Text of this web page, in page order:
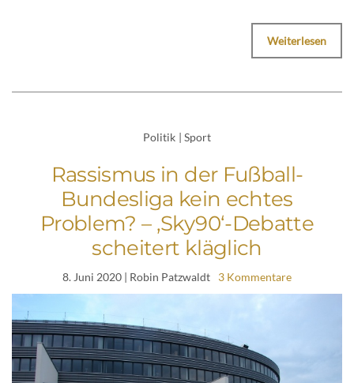
Weiterlesen
Politik | Sport
Rassismus in der Fußball-
Bundesliga kein echtes
Problem? – ‚Sky90‘-Debatte
scheitert kläglich
8. Juni 2020 | Robin Patzwaldt 3 Kommentare